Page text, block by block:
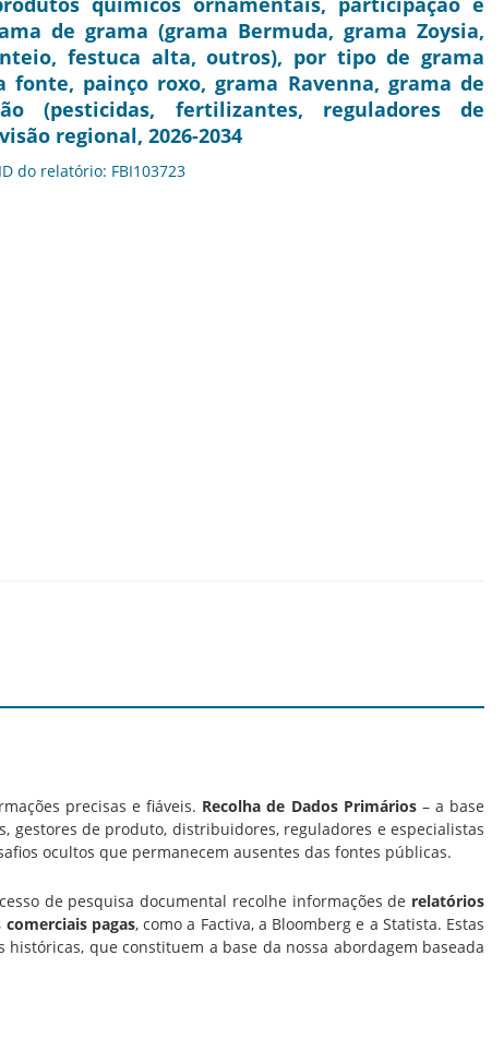
de grama (grama Bermuda, grama Zoysia,
festuca alta, outros), por tipo de grama
painço roxo, grama Ravenna, grama de
(pesticidas, fertilizantes, reguladores de
regional, 2026-2034
do relatório: FBI103723
precisas e fiáveis. Recolha de Dados Primários– a base
gestores de produto, distribuidores, reguladores e especialistas
ocultos que permanecem ausentes das fontes públicas.
de pesquisa documental recolhe informações de relatórios
pagas, como a Factiva, a Bloomberg e a Statista. Estas
que constituem a base da nossa abordagem baseada